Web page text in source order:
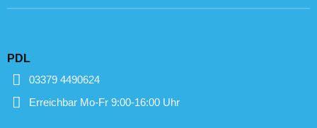
PDL
03379 4490624
Erreichbar Mo-Fr 9:00-16:00 Uhr